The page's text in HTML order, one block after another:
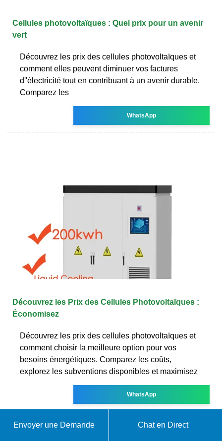
Cellules photovoltaïques : Quel prix pour un avenir
vert
Découvrez les prix des cellules photovoltaïques et
comment elles peuvent diminuer vos factures
d''électricité tout en contribuant à un avenir durable.
Comparez les
WhatsApp
Découvrez les Prix des Cellules Photovoltaïques :
Économisez
Découvrez les prix des cellules photovoltaïques et
comment choisir la meilleure option pour vos
besoins énergétiques. Comparez les coûts,
explorez les subventions disponibles et maximisez
WhatsApp
Envoyer une Demande Chat en Direct